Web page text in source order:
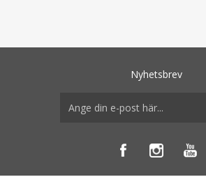
Nyhetsbrev